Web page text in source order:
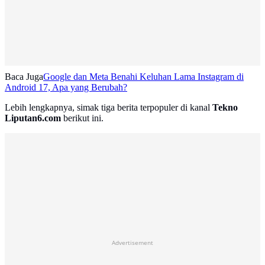
Baca JugaGoogle dan Meta Benahi Keluhan Lama Instagram di
Android 17, Apa yang Berubah?
Lebih lengkapnya, simak tiga berita terpopuler di kanal Tekno
Liputan6.com berikut ini.
Advertisement